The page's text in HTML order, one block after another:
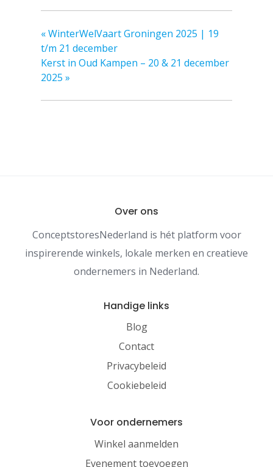
«WinterWelVaart Groningen 2025 | 19
t/m 21 december
Kerst in Oud Kampen – 20 & 21 december
2025 »
Over ons
ConceptstoresNederland is hét platform voor
inspirerende winkels, lokale merken en creatieve
ondernemers in Nederland.
Handige links
Blog
Contact
Privacybeleid
Cookiebeleid
Voor ondernemers
Winkel aanmelden
Evenement toevoegen